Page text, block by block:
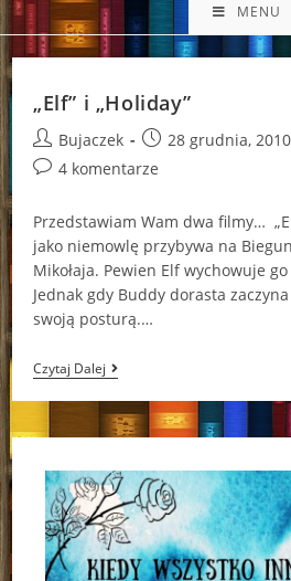
MENU
„Elf” i „Holiday”
Post
author:
Bujaczek
Post
published:
28 grudnia, 2010
Post4 komentarze
Przedstawiam Wam dwa filmy…
jako niemowlę przybywa na
Mikołaja. Pewien Elf wychowuje
Jednak gdy Buddy dorasta
swoją posturą.…
Czytaj Dalej„Elf”
I
„Holiday”